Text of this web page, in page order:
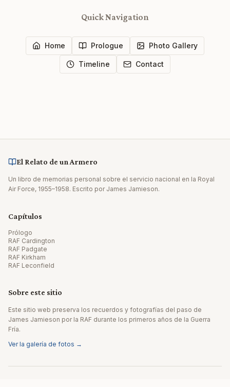
Quick Navigation
Home Prologue Photo Gallery
Timeline Contact
El Relato de un Armero
Un libro de memorias personal sobre el servicio nacional en la Royal
Air Force, 1955–1958. Escrito por James Jamieson.
Capítulos
Prólogo
RAF Cardington
RAF Padgate
RAF Kirkham
RAF Leconfield
Sobre este sitio
Este sitio web preserva los recuerdos y fotografías del paso de
James Jamieson por la RAF durante los primeros años de la Guerra
Fría.
Ver la galería de fotos →